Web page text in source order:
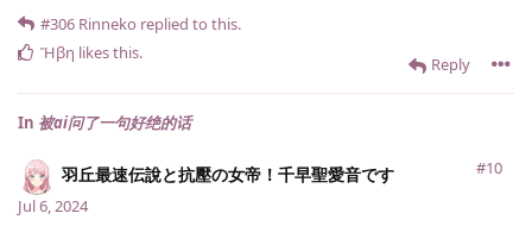
Reply
#306 Rinneko replied to this.
Ἥβη likes this.
In 被ai问了一句好绝的话
羽丘最速伝說と抗壓の女帝！千早聖愛音です
#10
Jul 6, 2024